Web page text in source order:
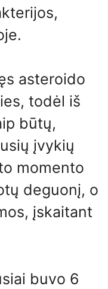
asteroido
todėl iš
būtų,
įvykių
momento
deguonį, o
įskaitant
buvo 6